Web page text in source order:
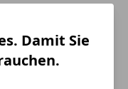
Damit Sie